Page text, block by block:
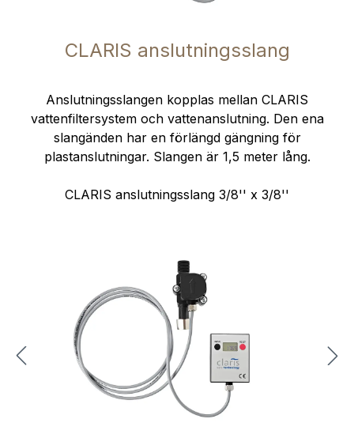
CLARIS anslutningsslang
Anslutningsslangen kopplas mellan CLARIS
vattenfiltersystem och vattenanslutning. Den ena
slangänden har en förlängd gängning för
plastanslutningar. Slangen är 1,5 meter lång.
CLARIS anslutningsslang 3/8'' x 3/8''